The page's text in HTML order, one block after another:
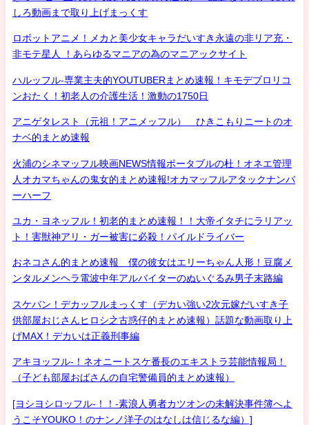
しろ動画まで取り上げまっくす
ロボットアニメ！メカと美少女キャラだいすき永遠の非リア充・
非モテ星人 ！あらゆるマニアの為のマニアックサイト
ハルッフル-専業主夫的YOUTUBERまとめ速報！キモデブロリコ
ンおたく！初老人の介護生活！激動の1750日
アニゲタレスト（元祖！アニメッフル） ひきこもりニートのオ
ナベ的まとめ速報
火浦のシネマッフル映画NEWS情報ポータブルの杜！オネエ管理
人オカマちゃんの鬼女的まとめ速報!オカマッフルアタックナンバ
ーハーフ
ユカ・ヨネッフル！初老的まとめ速報！！大帝イタチにラリアッ
ト！害獣神アリ・ガー被害に必殺！パイルドライバー
おネコさん的まとめ速報 僕の彼女はエリーちゃん人形！豆腐メ
ンタルメンヘラ電波中年アルバイターのぬいぐるみ男子末路編
スケバン！デカッフルまっくす（デカい強い2次元嫁だいすき子
供部屋おじさんヒロシ之古惑仔的まとめ速報）話題な動画取り上
げMAX！デカいは正義刑事編
アキヨッフル-！ネオニートスケ番長のエキストラ芸能情報局！
（子ども部屋おばさんの自宅警備員的まとめ速報）
[ヨシヨシロッフル-！！-素浪人勇者カツオンの未解決事件簿へよ
うこそYOUKO！のナンノ洋子のはなしは信じるな編）]